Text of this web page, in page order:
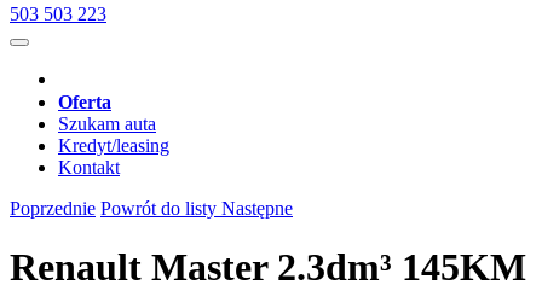
503 503 223
Oferta
Szukam auta
Kredyt/leasing
Kontakt
Poprzednie Powrót do listy Następne
Renault Master 2.3dm³ 145KM